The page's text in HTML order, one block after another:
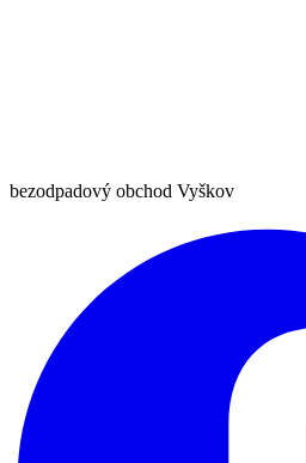
bezodpadový obchod Vyškov